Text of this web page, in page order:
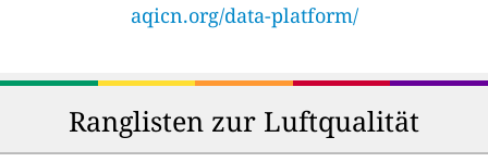
aqicn.org/data-platform/
Ranglisten zur Luftqualität